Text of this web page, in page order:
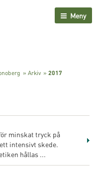
Meny
» Arkiv » 2017
minskat tryck på
intensivt skede.
hållas ...